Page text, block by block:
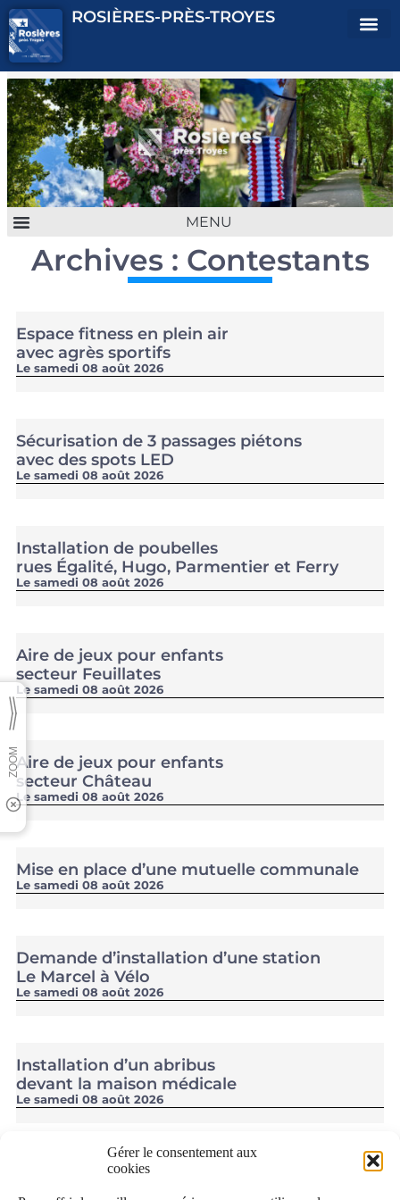
Gérer le consentement aux
cookies
ROSIÈRES-PRÈS-TROYES
Archives : Contestants
Espace fitness en plein air
avec agrès sportifs
Le samedi 08 août 2026
Sécurisation de 3 passages piétons
avec des spots LED
Le samedi 08 août 2026
Installation de poubelles
rues Égalité, Hugo, Parmentier et Ferry
Le samedi 08 août 2026
Aire de jeux pour enfants
secteur Feuillates
Le samedi 08 août 2026
Aire de jeux pour enfants
secteur Château
Le samedi 08 août 2026
Mise en place d’une mutuelle communale
Le samedi 08 août 2026
Demande d’installation d’une station
Le Marcel à Vélo
Le samedi 08 août 2026
Installation d’un abribus
devant la maison médicale
Le samedi 08 août 2026
Instagram